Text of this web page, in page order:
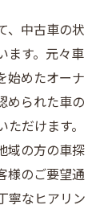
、中古車の状
ます。元々車
始めたオーナ
められた車の
だけます。
域の方の車探
様のご要望通
寧なヒアリン